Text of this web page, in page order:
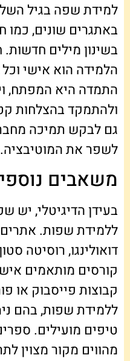
למידת שפה בגיל
באתגרים שונים, כמו
בשינון מילים
הלמידה הוא אישי
התמדה היא המפתח,
ולהתמקד בהצלחות
גם לבקש תמיכה
לשפר את המוטיבציה.
משאבים
בעידן הדיגיטלי, יש
ללמידת שפות. אתרים
דואולינגו, רוסיטה
קורסים מותאמים
קבוצות פייסבוק או
ללמידת שפות, בהם
טיפים מועילים.
מהווים מקור מצוין